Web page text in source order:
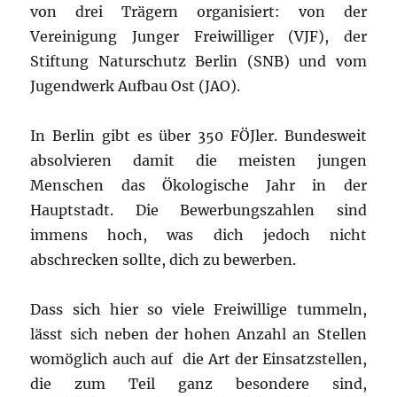
von drei Trägern organisiert: von der
Vereinigung Junger Freiwilliger (VJF), der
Stiftung Naturschutz Berlin (SNB) und vom
Jugendwerk Aufbau Ost (JAO).
In Berlin gibt es über 350 FÖJler. Bundesweit
absolvieren damit die meisten jungen
Menschen das Ökologische Jahr in der
Hauptstadt. Die Bewerbungszahlen sind
immens hoch, was dich jedoch nicht
abschrecken sollte, dich zu bewerben.
Dass sich hier so viele Freiwillige tummeln,
lässt sich neben der hohen Anzahl an Stellen
womöglich auch auf die Art der Einsatzstellen,
die zum Teil ganz besondere sind,